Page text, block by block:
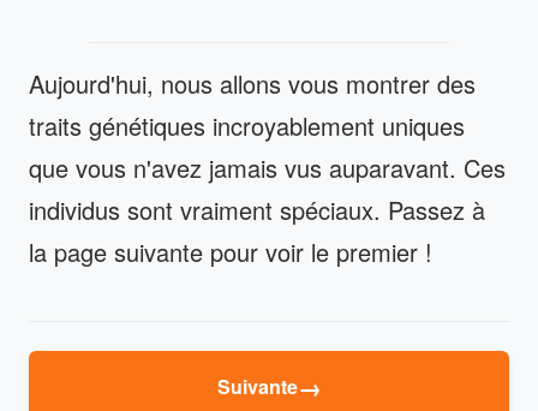
Aujourd'hui, nous allons vous montrer des
traits génétiques incroyablement uniques
que vous n'avez jamais vus auparavant. Ces
individus sont vraiment spéciaux. Passez à
la page suivante pour voir le premier !
Suivante→